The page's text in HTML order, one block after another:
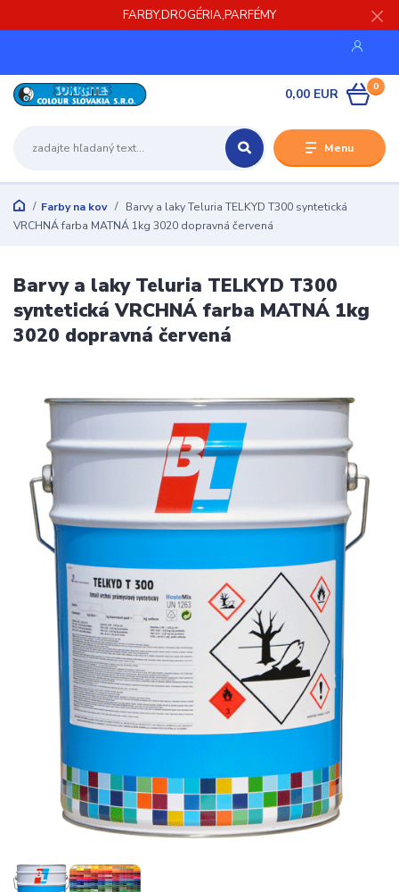
FARBY,DROGÉRIA,PARFÉMY
Menu
0
0,00 EUR
Farby na kov
Barvy a laky Teluria TELKYD T300 syntetická
VRCHNÁ farba MATNÁ 1kg 3020 dopravná červená
Barvy a laky Teluria TELKYD T300
syntetická VRCHNÁ farba MATNÁ 1kg
3020 dopravná červená